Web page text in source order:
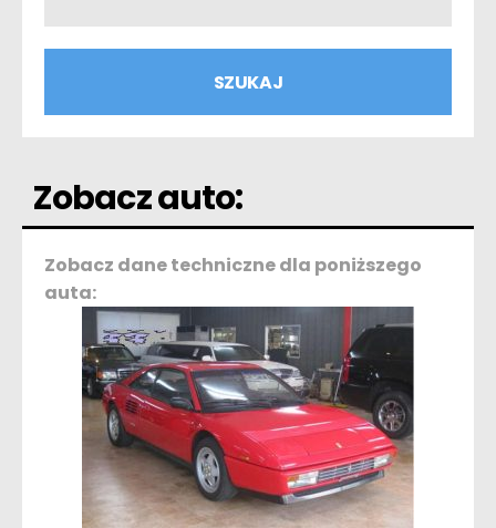
Zobacz auto:
Zobacz dane techniczne dla poniższego
auta: